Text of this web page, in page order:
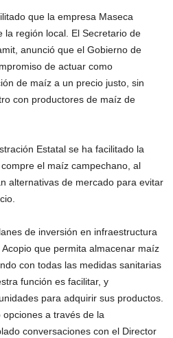
que la empresa Maseca
región local. El Secretario de
anunció que el Gobierno de
de actuar como
de maíz a un precio justo, sin
con productores de maíz de
Estatal se ha facilitado la
el maíz campechano, al
alternativas de mercado para evitar
de inversión en infraestructura
que permita almacenar maíz
con todas las medidas sanitarias
función es facilitar, y
para adquirir sus productos.
a través de la
conversaciones con el Director